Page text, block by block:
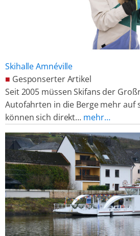
Skihalle Amnéville
■ Gesponserter Artikel
Seit 2005 müssen Skifans der
Autofahrten in die Berge mehr auf
können sich direkt… mehr…